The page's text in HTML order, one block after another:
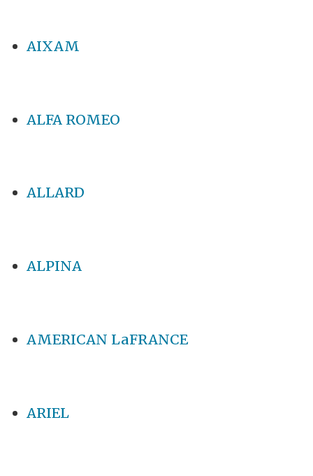
AIXAM
ALFA ROMEO
ALLARD
ALPINA
AMERICAN LaFRANCE
ARIEL